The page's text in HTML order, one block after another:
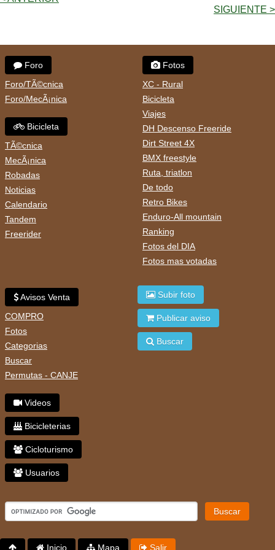
SIGUIENTE >
Foro
Foro/TÃ©cnica
Foro/MecÃ¡nica
Bicicleta
TÃ©cnica
MecÃ¡nica
Robadas
Noticias
Calendario
Tandem
Freerider
Fotos
XC - Rural
Bicicleta
Viajes
DH Descenso Freeride
Dirt Street 4X
BMX freestyle
Ruta, triatlon
De todo
Retro Bikes
Enduro-All mountain
Ranking
Fotos del DIA
Fotos mas votadas
Avisos Venta
COMPRO
Fotos
Categorias
Buscar
Permutas - CANJE
Videos
Bicicleterias
Cicloturismo
Usuarios
Subir foto
Publicar aviso
Buscar
Buscar
Inicio Mapa Salir